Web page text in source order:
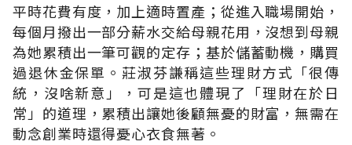
平時花費有度，加上適時置產；從進入職場開始，
每個月撥出一部分薪水交給母親花用，沒想到母親
為她累積出一筆可觀的定存；基於儲蓄動機，購買
過退休金保單。莊淑芬謙稱這些理財方式「很傳
統，沒啥新意」，可是這也體現了「理財在於日
常」的道理，累積出讓她後顧無憂的財富，無需在
動念創業時還得憂心衣食無著。